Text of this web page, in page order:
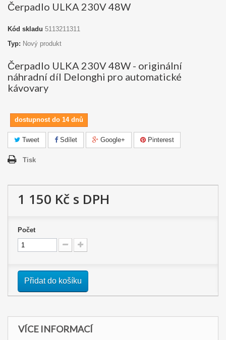
Čerpadlo ULKA 230V 48W
Kód skladu 5113211311
Typ: Nový produkt
Čerpadlo ULKA 230V 48W - originální
náhradní díl Delonghi pro automatické
kávovary
dostupnost do 14 dnů
Tweet Sdílet Google+ Pinterest
Tisk
1 150 Kč s DPH
Počet
Přidat do košíku
VÍCE INFORMACÍ